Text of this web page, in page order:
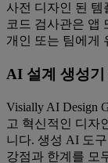
사전 디자인 된 템
코드 검사관은 앱
개인 또는 팀에게
AI 설계 생성기
Visially AI Design
고 혁신적인 디자
니다. 생성 AI 도
강점과 한계를 모